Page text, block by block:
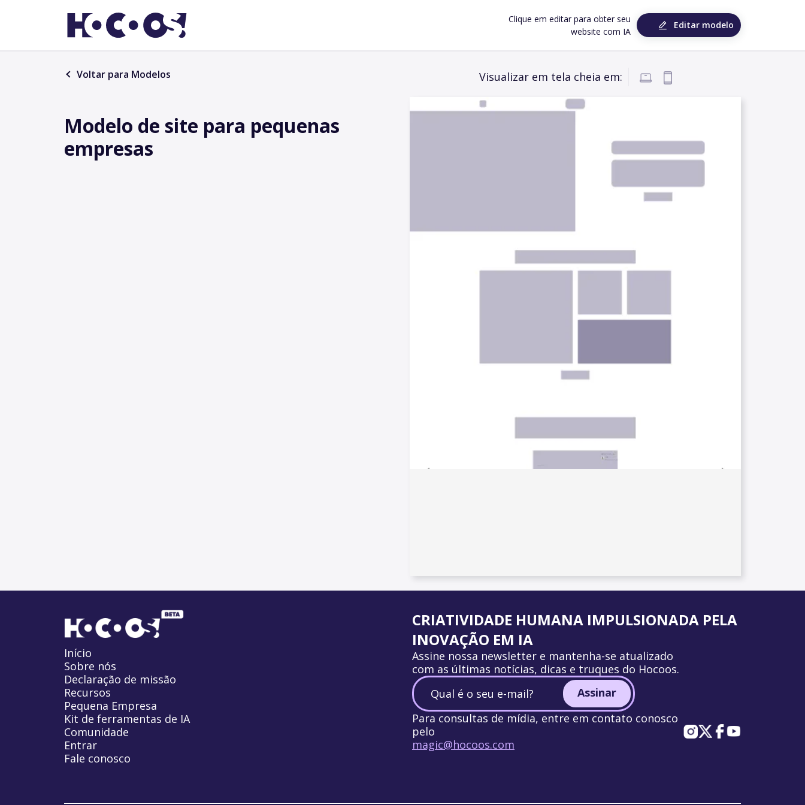
Clique em editar para obter seu
website com IA
Editar modelo
Voltar para Modelos
Modelo de site para pequenas
empresas
Visualizar em tela cheia em:
Início
Sobre nós
Declaração de missão
Recursos
Pequena Empresa
Kit de ferramentas de IA
Comunidade
Entrar
Fale conosco
CRIATIVIDADE HUMANA IMPULSIONADA PELA
INOVAÇÃO EM IA
Assine nossa newsletter e mantenha-se atualizado
com as últimas notícias, dicas e truques do Hocoos.
Assinar
Para consultas de mídia, entre em contato conosco
pelo
magic@hocoos.com